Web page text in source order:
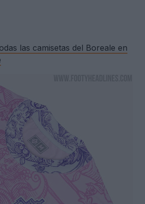
las camisetas del Boreale en